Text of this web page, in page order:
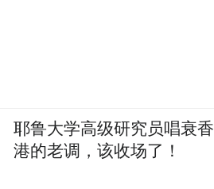
耶鲁大学高级研究员唱衰香
港的老调，该收场了！